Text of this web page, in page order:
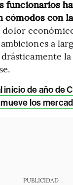
funcionarios
cómodos con
a
inicio de año de
mueve los
PUBLICIDAD